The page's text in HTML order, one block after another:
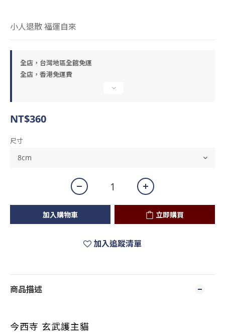
小人退散 福運自來
全店，台灣地區全館免運
全店，香港免運費
NT$360
尺寸
加入購物車 立即購買
加入追蹤清單
商品描述
今西寺 玄武護主貓